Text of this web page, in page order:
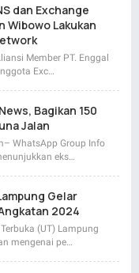
dan Exchange
Wibowo Lakukan
Member PT. Enggal
Exc…
Bagikan 150
Jalan
WhatsApp Group Info
eks…
Gelar
2024
(UT) Lampung
mengenai pe…